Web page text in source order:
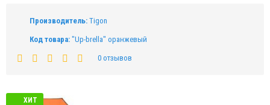
Производитель: Tigon
Код товара: "Up-brella" оранжевый
0 отзывов
ХИТ